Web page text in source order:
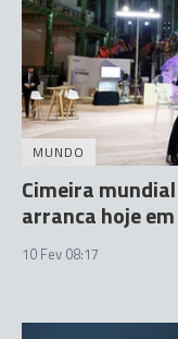
MUNDO
Cimeira
arranca hoje
10 Fev 08:17